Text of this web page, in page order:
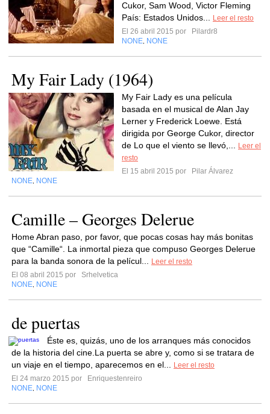
Cukor, Sam Wood, Victor Fleming
País: Estados Unidos...
Leer el resto
El 26 abril 2015 por
Pilardr8
NONE NONE
My Fair Lady (1964)
My Fair Lady es una película
basada en el musical de Alan Jay
Lerner y Frederick Loewe. Está
dirigida por George Cukor, director
de Lo que el viento se llevó,...
Leer el
resto
El 15 abril 2015 por
Pilar Álvarez
NONE NONE
Camille – Georges Delerue
Home Abran paso, por favor, que pocas cosas hay más bonitas
que “Camille“. La inmortal pieza que compuso Georges Delerue
para la banda sonora de la películ...
Leer el resto
El 08 abril 2015 por
Srhelvetica
NONE NONE
de puertas
Éste es, quizás, uno de los arranques más conocidos
de la historia del cine.La puerta se abre y, como si se tratara de
un viaje en el tiempo, aparecemos en el...
Leer el resto
El 24 marzo 2015 por
Enriquestenreiro
NONE NONE